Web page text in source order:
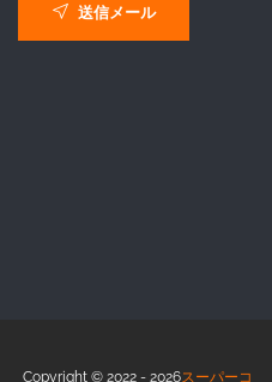
送信メール
Copyright © 2022 - 2026スーパーコ